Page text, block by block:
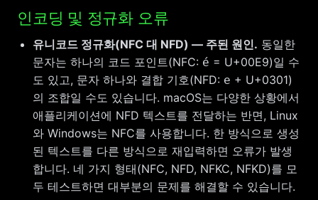
인코딩 및 정규화 오류
유니코드 정규화(NFC 대 NFD) — 주된 원인. 동일한
문자는 하나의 코드 포인트(NFC: é = U+00E9)일 수
도 있고, 문자 하나와 결합 기호(NFD: e + U+0301)
의 조합일 수도 있습니다. macOS는 다양한 상황에서
애플리케이션에 NFD 텍스트를 전달하는 반면, Linux
와 Windows는 NFC를 사용합니다. 한 방식으로 생성
된 텍스트를 다른 방식으로 재입력하면 오류가 발생
합니다. 네 가지 형태(NFC, NFD, NFKC, NFKD)를 모
두 테스트하면 대부분의 문제를 해결할 수 있습니다.